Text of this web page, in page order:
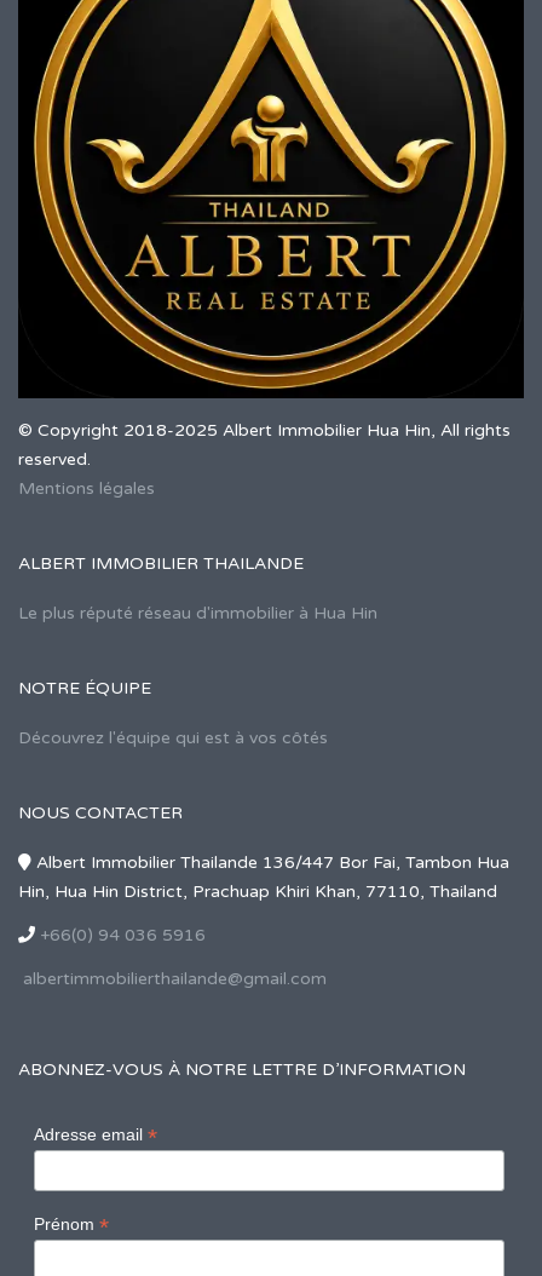
© Copyright 2018-2025 Albert Immobilier Hua Hin, All rights
reserved.
Mentions légales
ALBERT IMMOBILIER THAILANDE
Le plus réputé réseau d'immobilier à Hua Hin
NOTRE ÉQUIPE
Découvrez l'équipe qui est à vos côtés
NOUS CONTACTER
Albert Immobilier Thailande 136/447 Bor Fai, Tambon Hua
Hin, Hua Hin District, Prachuap Khiri Khan, 77110, Thailand
+66(0) 94 036 5916
albertimmobilierthailande@gmail.com
ABONNEZ-VOUS À NOTRE LETTRE D’INFORMATION
Adresse email *
Prénom *